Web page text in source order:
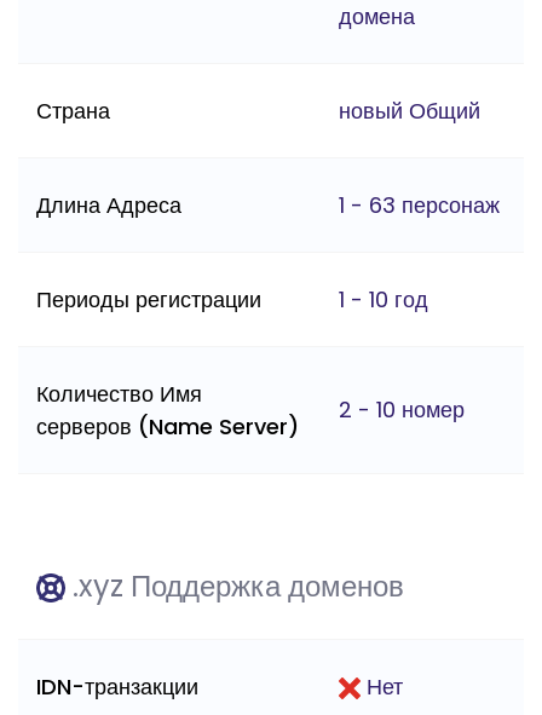
домена
Страна новый Общий
Длина Адреса 1 - 63 персонаж
Периоды регистрации 1 - 10 год
Количество Имя
серверов (Name Server)
2 - 10 номер
.xyz Поддержка доменов
IDN-транзакции Нет